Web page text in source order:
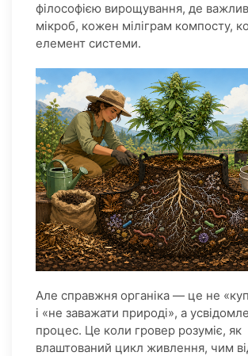
філософією вирощування, де
мікроб, кожен міліграм компосту,
елемент системи.
Але справжня органіка — це не
і «не заважати природі», а
процес. Це коли гровер розуміє, як
влаштований цикл живлення, чим